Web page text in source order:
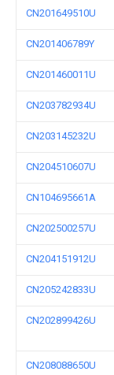
CN201649510U
CN201406789Y
CN201460011U
CN203782934U
CN203145232U
CN204510607U
CN104695661A
CN202500257U
CN204151912U
CN205242833U
CN202899426U
CN208088650U